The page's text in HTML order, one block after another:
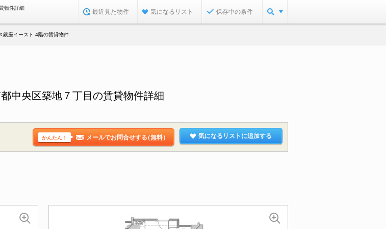
物件詳細
最近見た物件 気になるリスト 保存中の条件
銀座イースト 4階の賃貸物件
中央区築地７丁目の賃貸物件詳細
かんたん！ メールでお問合せする（無料） 気になるリストに追加する